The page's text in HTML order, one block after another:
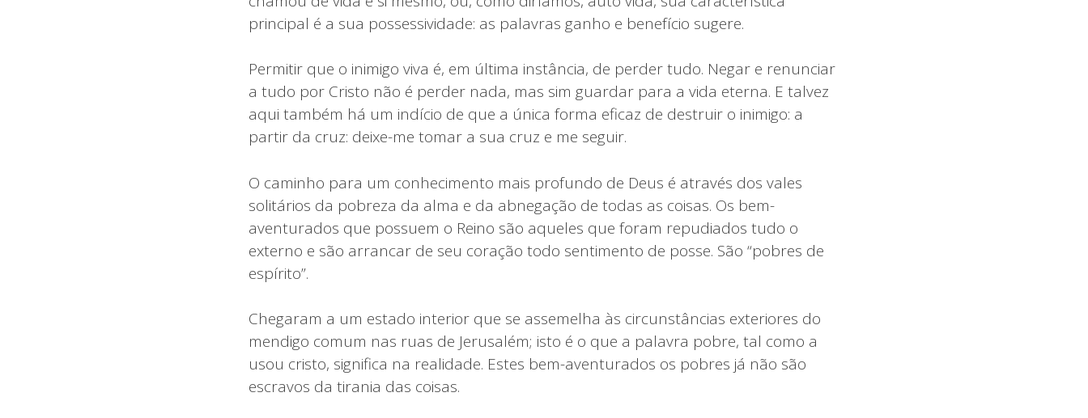
principal é a sua possessividade: as palavras ganho e benefício sugere.
Permitir que o inimigo viva é, em última instância, de perder tudo. Negar e renunciar
a tudo por Cristo não é perder nada, mas sim guardar para a vida eterna. E talvez
aqui também há um indício de que a única forma eficaz de destruir o inimigo: a
partir da cruz: deixe-me tomar a sua cruz e me seguir.
O caminho para um conhecimento mais profundo de Deus é através dos vales
solitários da pobreza da alma e da abnegação de todas as coisas. Os bem-
aventurados que possuem o Reino são aqueles que foram repudiados tudo o
externo e são arrancar de seu coração todo sentimento de posse. São “pobres de
espírito”.
Chegaram a um estado interior que se assemelha às circunstâncias exteriores do
mendigo comum nas ruas de Jerusalém; isto é o que a palavra pobre, tal como a
usou cristo, significa na realidade. Estes bem-aventurados os pobres já não são
escravos da tirania das coisas.